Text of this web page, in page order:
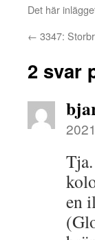
Det här
← 3347:
2 svar
en